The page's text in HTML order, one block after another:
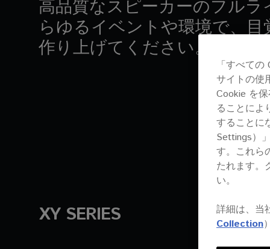
高品質なスピーカーのフル
らゆるイベントや環境で、
作り上げてください。
XY SERIES
「すべて
サイトの使
Cookie を
ることによ
することに
Settings）
す。これら
たれます。
い。
詳細は、当
Collection